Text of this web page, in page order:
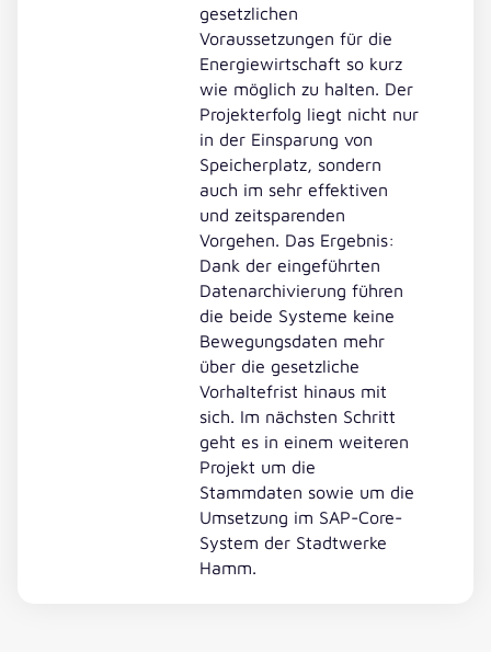
gesetzlichen
Voraussetzungen für die
Energiewirtschaft so kurz
wie möglich zu halten. Der
Projekterfolg liegt nicht nur
in der Einsparung von
Speicherplatz, sondern
auch im sehr effektiven
und zeitsparenden
Vorgehen. Das Ergebnis:
Dank der eingeführten
Datenarchivierung führen
die beide Systeme keine
Bewegungsdaten mehr
über die gesetzliche
Vorhaltefrist hinaus mit
sich. Im nächsten Schritt
geht es in einem weiteren
Projekt um die
Stammdaten sowie um die
Umsetzung im SAP-Core-
System der Stadtwerke
Hamm.